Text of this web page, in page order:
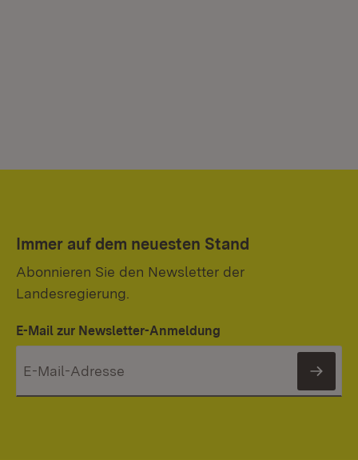
Immer auf dem neuesten Stand
Abonnieren Sie den Newsletter der
Landesregierung.
E-Mail zur Newsletter-Anmeldung